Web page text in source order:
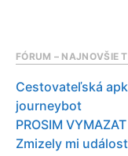
FÓRUM – NAJNOVŠIE
Cestovateľská
journeybot
PROSIM VYMAZAT
Zmizely mi